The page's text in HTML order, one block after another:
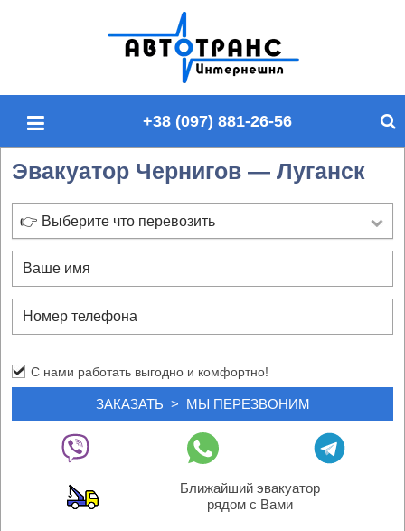
п
о
й
у
+38 (097) 881-26-56
Эвакуатор Чернигов — Луганск
👉 Выберите что перевозить
С нами работать выгодно и комфортно!
Ближайший эвакуатор
рядом с Вами